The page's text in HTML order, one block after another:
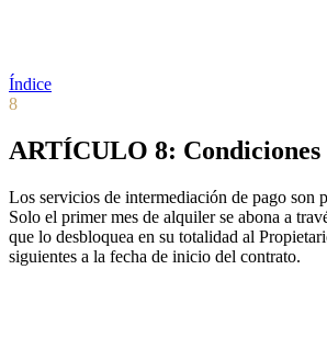
Índice
8
ARTÍCULO 8: Condiciones
Los servicios de intermediación de pago son
Solo el primer mes de alquiler se abona a
que lo desbloquea en su totalidad al
siguientes a la fecha de inicio del contrato.